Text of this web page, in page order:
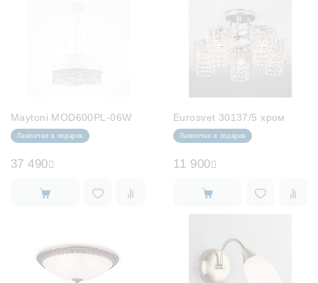
Maytoni MOD600PL-06W
Лампочки в подарок
37 490
Eurosvet 30137/5 хром
Лампочки в подарок
11 900